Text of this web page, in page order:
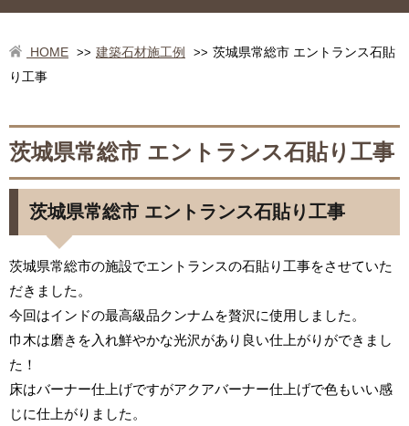
HOME >> 建築石材施工例 >> 茨城県常総市 エントランス石貼
り工事
茨城県常総市 エントランス石貼り工事
茨城県常総市 エントランス石貼り工事
茨城県常総市の施設でエントランスの石貼り工事をさせていた
だきました。
今回はインドの最高級品クンナムを贅沢に使用しました。
巾木は磨きを入れ鮮やかな光沢があり良い仕上がりができまし
た！
床はバーナー仕上げですがアクアバーナー仕上げで色もいい感
じに仕上がりました。